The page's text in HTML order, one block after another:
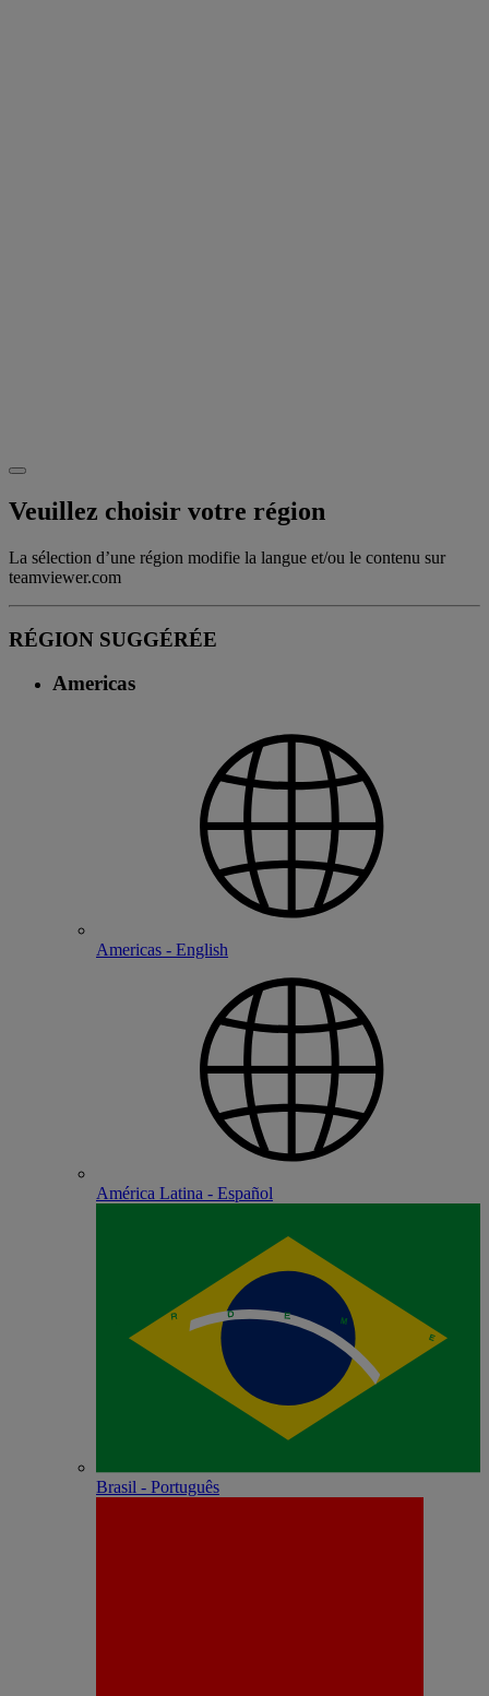
Veuillez choisir votre région
La sélection d’une région modifie la langue et/ou le contenu sur
teamviewer.com
RÉGION SUGGÉRÉE
Americas
Americas - English
América Latina - Español
Brasil - Português